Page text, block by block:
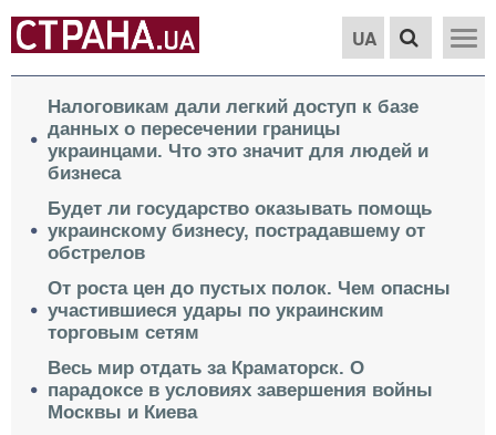
UA
Налоговикам дали легкий доступ к базе
данных о пересечении границы
украинцами. Что это значит для людей и
бизнеса
Будет ли государство оказывать помощь
украинскому бизнесу, пострадавшему от
обстрелов
От роста цен до пустых полок. Чем опасны
участившиеся удары по украинским
торговым сетям
Весь мир отдать за Краматорск. О
парадоксе в условиях завершения войны
Москвы и Киева